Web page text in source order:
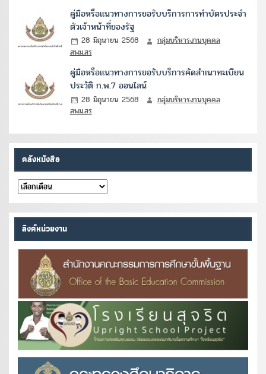
คู่มือหรือแนวทางการขอรับบริการการทำบัตรประจำ
ตัวเจ้าหน้าที่ของรัฐ
28 มิถุนายน 2568
กลุ่มบริหารงานบุคคล
สพม.สร
คู่มือหรือแนวทางการขอรับบริการคัดสำเนาทะเบียน
ประวัติ ก.พ.7 ออนไลน์
28 มิถุนายน 2568
กลุ่มบริหารงานบุคคล
สพม.สร
คลังหนังสือ
คลัง
หนังสือ
ลิงค์หน่วยงาน